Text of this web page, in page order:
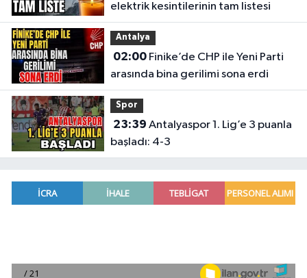
elektrik kesintilerinin tam listesi
Antalya
02:00Finike’de CHP ile Yeni Parti
arasında bina gerilimi sona erdi
Spor
23:39
başladı: 4-3